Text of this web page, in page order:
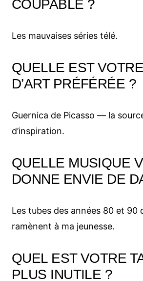
COUPABLE ?
Les mauvaises séries télé.
QUELLE EST
D’ART PRÉFÉRÉE ?
Guernica de Picasso — la
d’inspiration.
QUELLE MUSIQUE
DONNE ENVIE DE
Les tubes des années 80 et 90
ramènent à ma jeunesse.
QUEL EST VOTRE
PLUS INUTILE ?